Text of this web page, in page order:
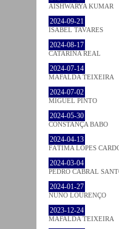
AISHWARYA KUMAR
2024-09-21
ISABEL TAVARES
2024-08-17
CATARINA REAL
2024-07-14
MAFALDA TEIXEIRA
2024-07-02
MIGUEL PINTO
2024-05-30
CONSTANÇA BABO
2024-04-13
FÁTIMA LOPES
2024-03-04
PEDRO CABRAL
2024-01-27
NUNO LOURENÇO
2023-12-24
MAFALDA TEIXEIRA